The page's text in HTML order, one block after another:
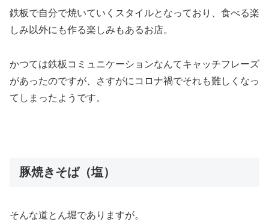
鉄板で自分で焼いていくスタイルとなっており、食べる楽
しみ以外にも作る楽しみもあるお店。
かつては鉄板コミュニケーションなんてキャッチフレーズ
があったのですが、さすがにコロナ禍でそれも難しくなっ
てしまったようです。
豚焼きそば（塩）
そんな道とん堀でありますが。